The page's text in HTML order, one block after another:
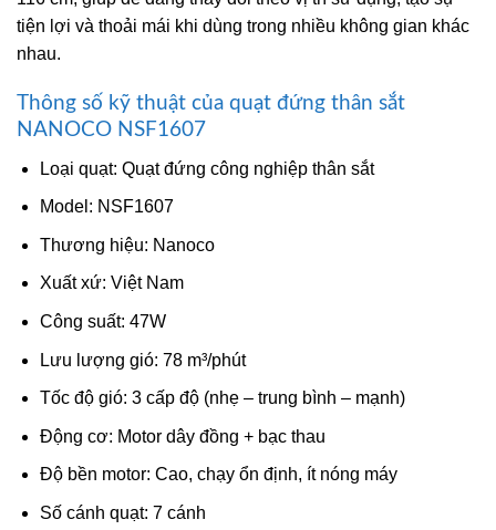
tiện lợi và thoải mái khi dùng trong nhiều không gian khác
nhau.
Thông số kỹ thuật của quạt đứng thân sắt
NANOCO NSF1607
Loại quạt: Quạt đứng công nghiệp thân sắt
Model: NSF1607
Thương hiệu: Nanoco
Xuất xứ: Việt Nam
Công suất: 47W
Lưu lượng gió: 78 m³/phút
Tốc độ gió: 3 cấp độ (nhẹ – trung bình – mạnh)
Động cơ: Motor dây đồng + bạc thau
Độ bền motor: Cao, chạy ổn định, ít nóng máy
Số cánh quạt: 7 cánh